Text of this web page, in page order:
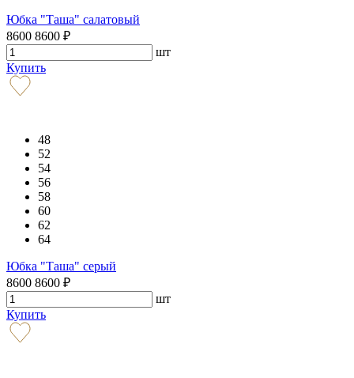
Юбка "Таша" салатовый
8600 8600 ₽
шт
Купить
48
52
54
56
58
60
62
64
Юбка "Таша" серый
8600 8600 ₽
шт
Купить